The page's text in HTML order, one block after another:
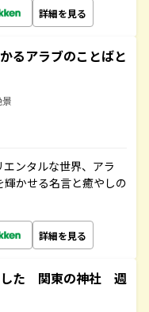
詳細を見る
るアラブのことばと
ンタルな世界、アラ
かせる名言と癒やしの
詳細を見る
した 関東の神社 週